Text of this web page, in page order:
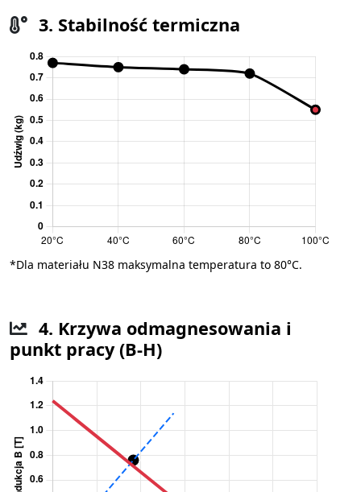
3. Stabilność termiczna
*Dla materiału N38 maksymalna temperatura to 80°C.
4. Krzywa odmagnesowania i
punkt pracy (B-H)